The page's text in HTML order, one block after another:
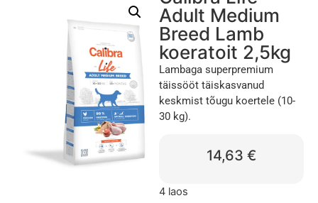
Adult Medium
Breed Lamb
koeratoit 2,5kg
Lambaga superpremium
täissööt täiskasvanud
keskmist tõugu koertele (10-
30 kg).
14,63 €
4 laos